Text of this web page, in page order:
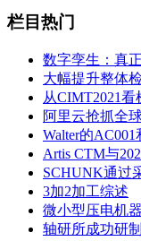
栏目热门
数字孪生：真
大幅提升整体
从CIMT2021
阿里云抢抓全
Walter的AC001
Artis CTM与
SCHUNK通过
3加2加工综述
微小型压电机
轴研所成功研